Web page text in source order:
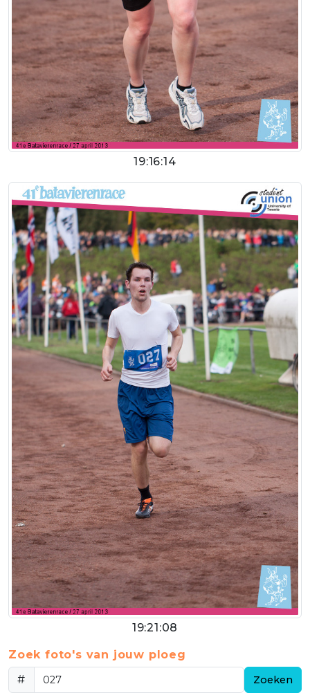
19:16:14
19:21:08
Zoek foto's van jouw ploeg
#
Zoeken